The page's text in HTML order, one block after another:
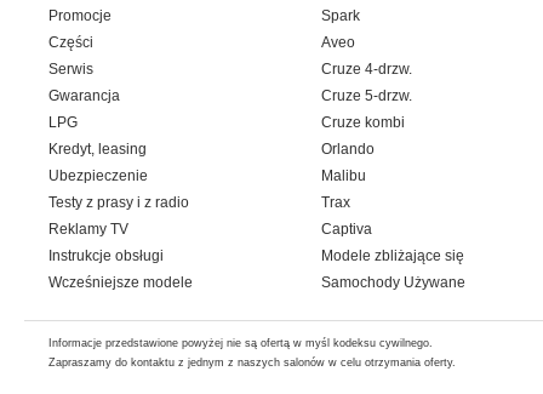
Promocje
Części
Serwis
Gwarancja
LPG
Kredyt, leasing
Ubezpieczenie
Testy z prasy i z radio
Reklamy TV
Instrukcje obsługi
Wcześniejsze modele
Spark
Aveo
Cruze 4-drzw.
Cruze 5-drzw.
Cruze kombi
Orlando
Malibu
Trax
Captiva
Modele zbliżające się
Samochody Używane
Informacje przedstawione powyżej nie są ofertą w myśl kodeksu cywilnego.
Zapraszamy do kontaktu z jednym z naszych salonów w celu otrzymania oferty.